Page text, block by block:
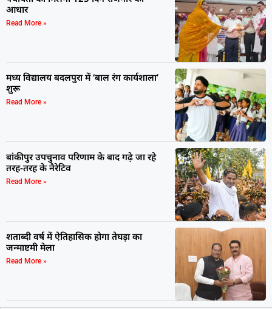
आधार
Read More »
मध्य विद्यालय बदलपुरा में ‘बाल रंग कार्यशाला’
शुरू
Read More »
बांकीपुर उपचुनाव परिणाम के बाद गढ़े जा रहे
तरह-तरह के नैरेटिव
Read More »
शताब्दी वर्ष में ऐतिहासिक होगा तेघड़ा का
जन्माष्टमी मेला
Read More »